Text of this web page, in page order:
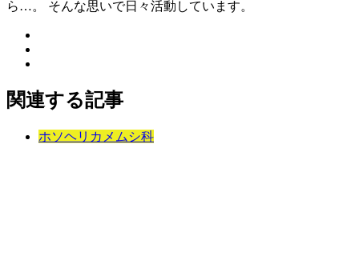
ら…。 そんな思いで日々活動しています。
関連する記事
ホソヘリカメムシ科